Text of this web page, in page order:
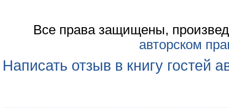
Все права защищены,
авторском
Написать отзыв в книгу гостей